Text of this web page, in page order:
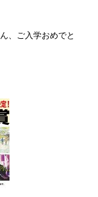
、ご入学おめでと